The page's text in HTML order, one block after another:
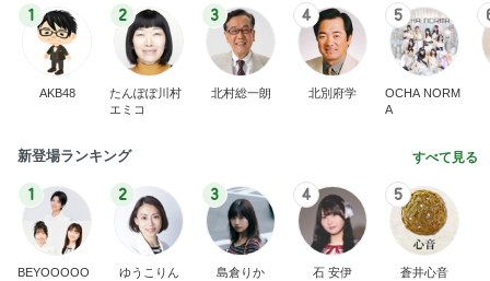
1
AKB48
2
たんぽぽ川村
エミコ
3
北村総一朗
4
北別府学
5
OCHA NORM
A
新登場ランキング すべて見る
1
BEYOOOOO
2
ゆうこりん
3
島倉りか
4
石 安伊
5
蒼井心音